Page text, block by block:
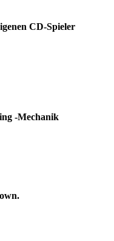
CD-Spieler
-Mechanik